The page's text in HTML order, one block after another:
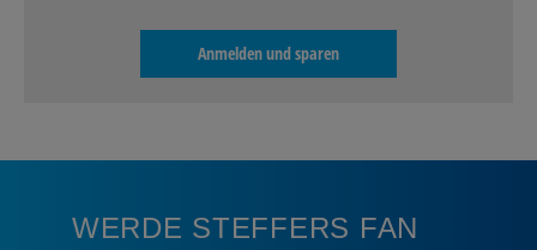
Anmelden und sparen
WERDE STEFFERS FAN